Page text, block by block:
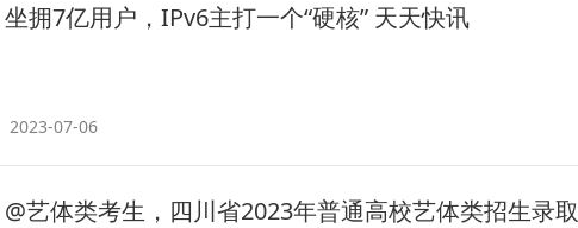
坐拥7亿用户，IPv6主打一个“硬核” 天天快讯
2023-07-06
@艺体类考生，四川省2023年普通高校艺体类招生录取